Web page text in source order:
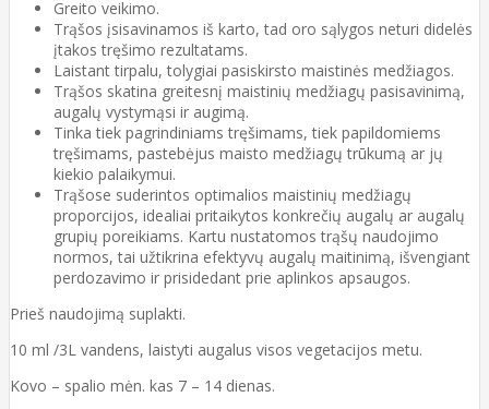
Greito veikimo.
Trąšos įsisavinamos iš karto, tad oro sąlygos neturi didelės
įtakos tręšimo rezultatams.
Laistant tirpalu, tolygiai pasiskirsto maistinės medžiagos.
Trąšos skatina greitesnį maistinių medžiagų pasisavinimą,
augalų vystymąsi ir augimą.
Tinka tiek pagrindiniams tręšimams, tiek papildomiems
tręšimams, pastebėjus maisto medžiagų trūkumą ar jų
kiekio palaikymui.
Trąšose suderintos optimalios maistinių medžiagų
proporcijos, idealiai pritaikytos konkrečių augalų ar augalų
grupių poreikiams. Kartu nustatomos trąšų naudojimo
normos, tai užtikrina efektyvų augalų maitinimą, išvengiant
perdozavimo ir prisidedant prie aplinkos apsaugos.
Prieš naudojimą suplakti.
10 ml /3L vandens, laistyti augalus visos vegetacijos metu.
Kovo – spalio mėn. kas 7 – 14 dienas.